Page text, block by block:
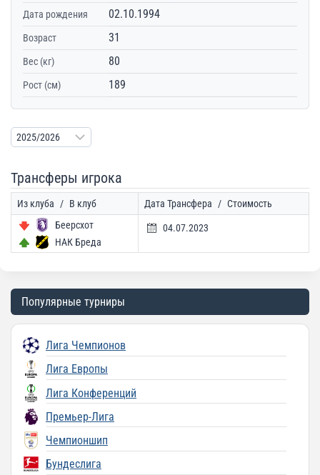
Дата рождения 02.10.1994
Возраст 31
Вес (кг) 80
Рост (см) 189
Трансферы игрока
Из клуба / В клуб Дата Трансфера / Стоимость
Беерсхот
НАК Бреда
04.07.2023
Популярные турниры
Лига Чемпионов
Лига Европы
Лига Конференций
Премьер-Лига
Чемпионшип
Бундеслига